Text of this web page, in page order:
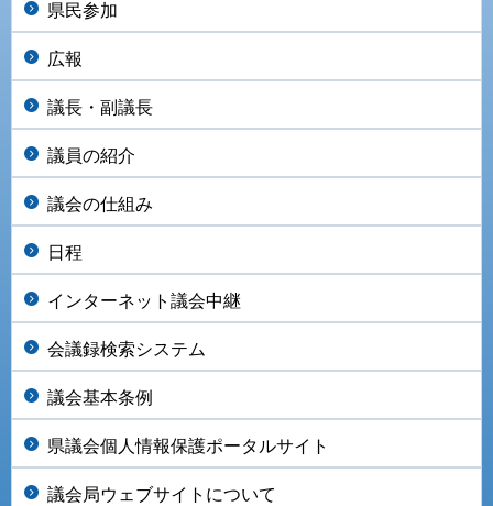
県民参加
広報
議長・副議長
議員の紹介
議会の仕組み
日程
インターネット議会中継
会議録検索システム
議会基本条例
県議会個人情報保護ポータルサイト
議会局ウェブサイトについて